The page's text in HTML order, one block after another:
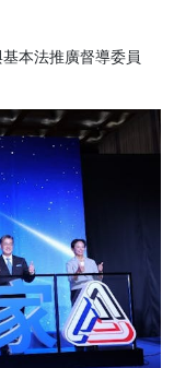
本法推廣督導委員